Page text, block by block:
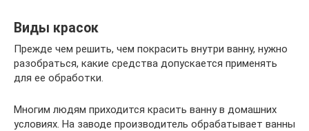
Виды красок
Прежде чем решить, чем покрасить внутри ванну, нужно
разобраться, какие средства допускается применять
для ее обработки.
Многим людям приходится красить ванну в домашних
условиях. На заводе производитель обрабатывает ванны